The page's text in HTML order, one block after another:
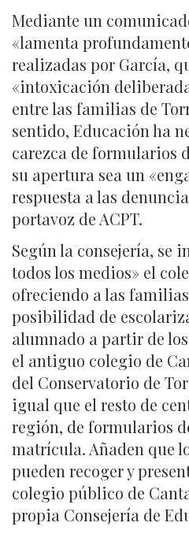
Mediante un
«lamenta
realizadas por García,
«intoxicación
entre las familias de
sentido, Educación ha
carezca de formularios
su apertura sea un
respuesta a las
portavoz de ACPT.
Según la consejería, se
todos los medios» el
ofreciendo a las
posibilidad de
alumnado a partir de
el antiguo colegio de
del Conservatorio de
igual que el resto de
región, de formularios
matrícula. Añaden que
pueden recoger y
colegio público de
propia Consejería de